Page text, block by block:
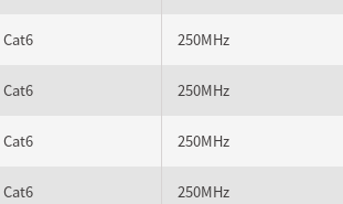
Cat6 250MHz
Cat6 250MHz
Cat6 250MHz
Cat6 250MHz